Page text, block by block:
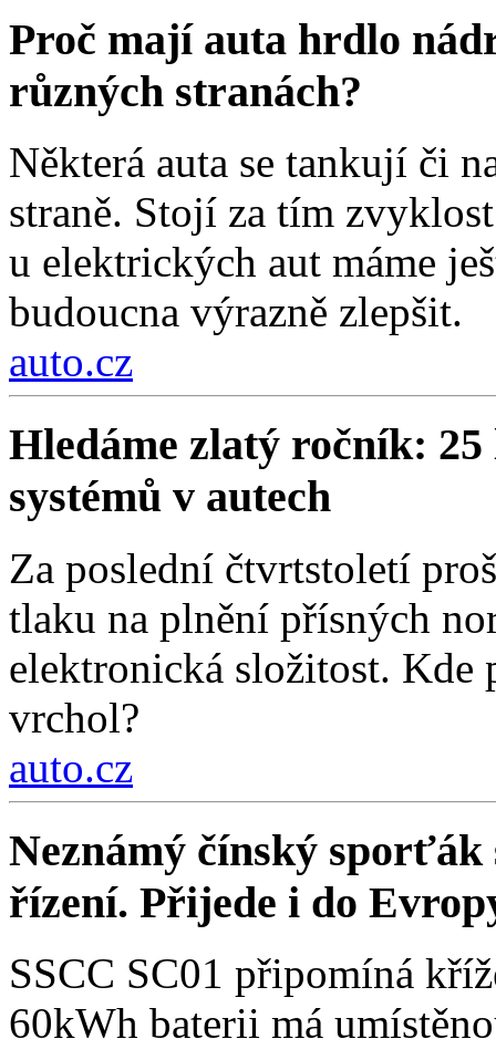
Proč mají auta hrdlo
různých stranách?
Některá auta se tankují či
straně. Stojí za tím
u elektrických aut máme
budoucna výrazně zlepšit.
auto.cz
Hledáme zlatý ročník:
systémů v autech
Za poslední čtvrtstoletí
tlaku na plnění přísných
elektronická složitost. Kde
vrchol?
auto.cz
Neznámý čínský
řízení. Přijede i do
SSCC SC01 připomíná
60kWh baterii má